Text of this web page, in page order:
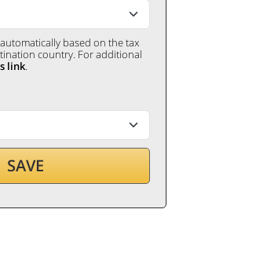
based on the tax
country. For additional
link.
SAVE